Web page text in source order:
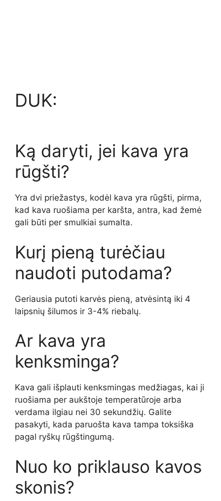
DUK:
Ką daryti, jei kava yra
rūgšti?
Yra dvi priežastys, kodėl kava yra rūgšti, pirma,
kad kava ruošiama per karšta, antra, kad žemė
gali būti per smulkiai sumalta.
Kurį pieną turėčiau
naudoti putodama?
Geriausia putoti karvės pieną, atvėsintą iki 4
laipsnių šilumos ir 3-4% riebalų.
Ar kava yra
kenksminga?
Kava gali išplauti kenksmingas medžiagas, kai ji
ruošiama per aukštoje temperatūroje arba
verdama ilgiau nei 30 sekundžių. Galite
pasakyti, kada paruošta kava tampa toksiška
pagal ryškų rūgštingumą.
Nuo ko priklauso kavos
skonis?